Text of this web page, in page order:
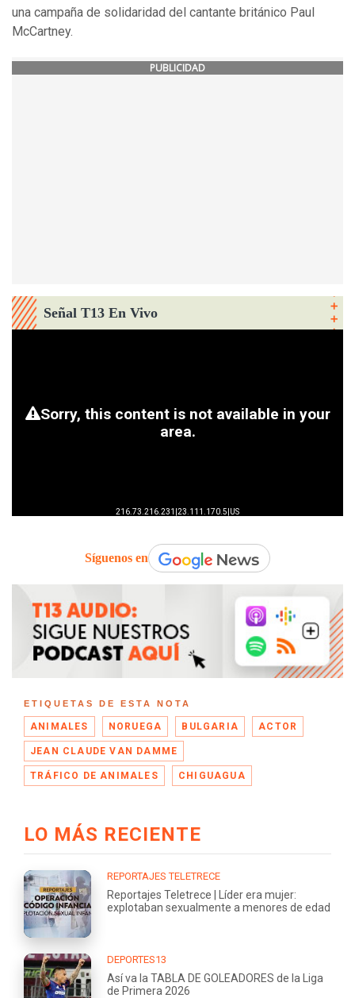
una campaña de solidaridad del cantante británico Paul
McCartney.
PUBLICIDAD
Señal T13 En Vivo
Síguenos en
ETIQUETAS DE ESTA NOTA
ANIMALES NORUEGA BULGARIA ACTOR
JEAN CLAUDE VAN DAMME
TRÁFICO DE ANIMALES CHIGUAGUA
LO MÁS RECIENTE
REPORTAJES TELETRECE
Reportajes Teletrece | Líder era mujer:
explotaban sexualmente a menores de edad
DEPORTES13
Así va la TABLA DE GOLEADORES de la Liga
de Primera 2026